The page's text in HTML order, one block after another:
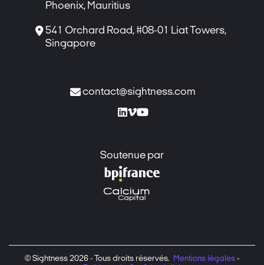
Phoenix, Mauritius
 541 Orchard Road, #08-01 Liat Towers,
Singapore
contact@sightness.com

Soutenue par
© Sightness 2026 - Tous droits réservés. Mentions légales -